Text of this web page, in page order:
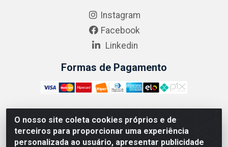
O nosso site coleta cookies próprios e de
terceiros para proporcionar uma experiência
personalizada ao usuário, apresentar publicidade
Instagram
Facebook
Linkedin
Formas de Pagamento
ABRASEG COMÉRCIO ATACADISTA LTDA - CNPJ:
10.894.768/0001-00 - Avenida Lobo Júnior, 1045 -